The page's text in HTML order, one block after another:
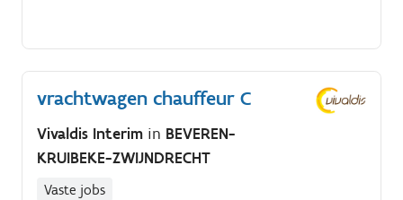
vrachtwagen chauffeur C
Vivaldis Interim in BEVEREN-
KRUIBEKE-ZWIJNDRECHT
Vaste jobs